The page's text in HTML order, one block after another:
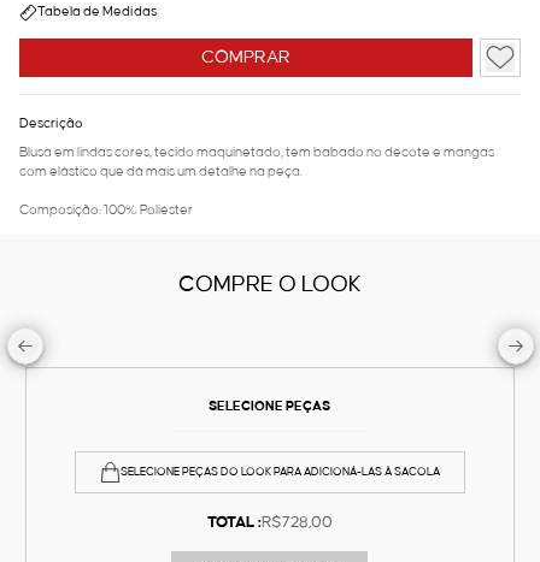
COMPRAR
Tabela de Medidas
Descrição
Blusa em lindas cores, tecido maquinetado, tem babado no decote e mangas
com elástico que dá mais um detalhe na peça.
Composição: 100% Poliéster
COMPRE O LOOK
SELECIONE PEÇAS
SELECIONE PEÇAS DO LOOK PARA ADICIONÁ-LAS À SACOLA
TOTAL :R$728,00